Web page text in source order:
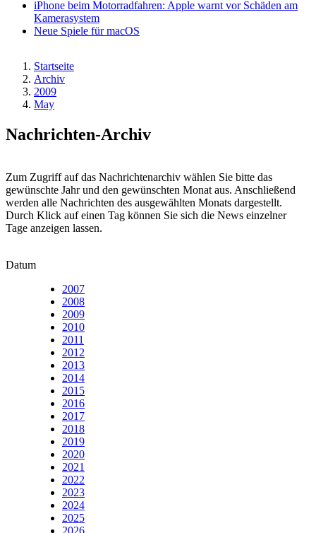
iPhone beim Motorradfahren: Apple warnt vor Schäden am
Kamerasystem
Neue Spiele für macOS
Pfadnavigation
Startseite
Archiv
2009
May
Nachrichten-Archiv
Zum Zugriff auf das Nachrichtenarchiv wählen Sie bitte das
gewünschte Jahr und den gewünschten Monat aus. Anschließend
werden alle Nachrichten des ausgewählten Monats dargestellt.
Durch Klick auf einen Tag können Sie sich die News einzelner
Tage anzeigen lassen.
Datum
2007
2008
2009
2010
2011
2012
2013
2014
2015
2016
2017
2018
2019
2020
2021
2022
2023
2024
2025
2026